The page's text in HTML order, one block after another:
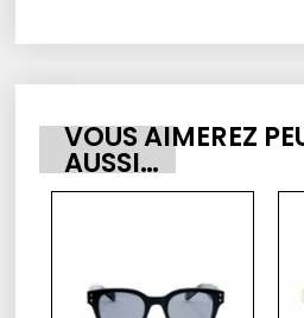
VOUS AIMEREZ
AUSSI…